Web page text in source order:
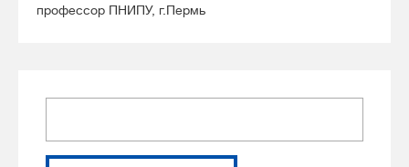
профессор ПНИПУ, г.Пермь